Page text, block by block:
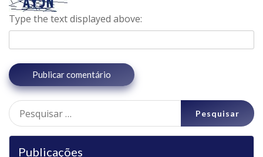
Type the text displayed above:
Pesquisar
por:
Publicações